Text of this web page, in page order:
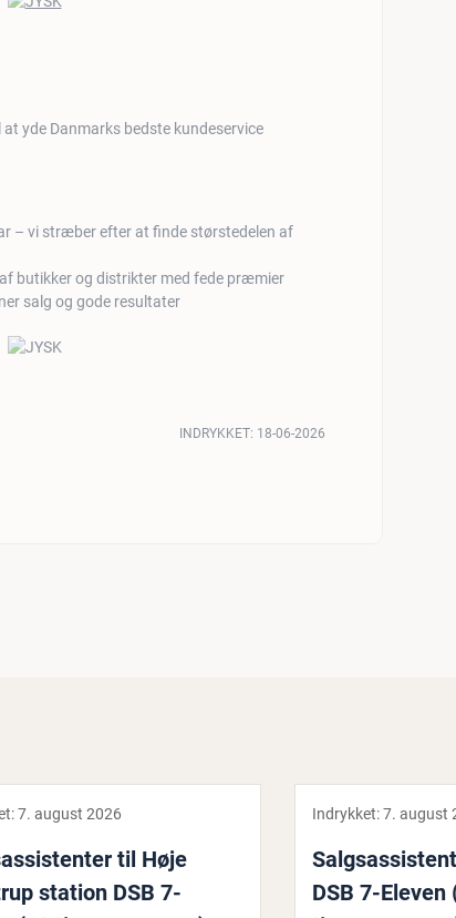
yde Danmarks bedste kundeservice
– vi stræber efter at finde størstedelen af
butikker og distrikter med fede præmier
salg og gode resultater
INDRYKKET: 18-06-2026
7. august 2026
til Høje
station DSB 7-
Indrykket:7. august
DSB 7-Eleven